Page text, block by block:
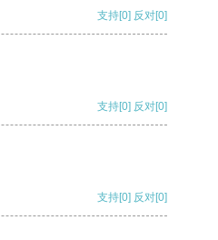
支持[0] 反对[0]
支持[0] 反对[0]
支持[0] 反对[0]